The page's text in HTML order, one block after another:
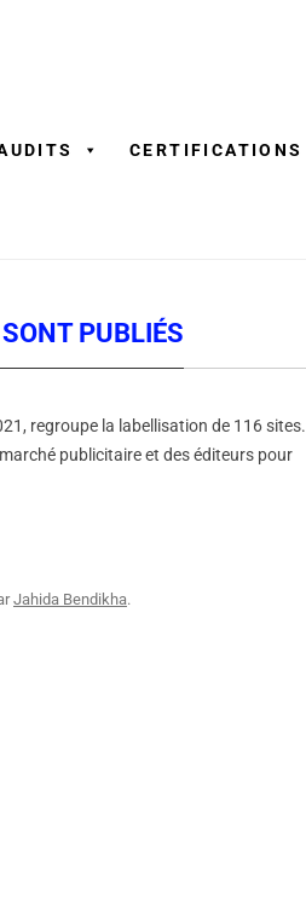
CERTIFICATIONS
PUBLIÉS
regroupe la labellisation de 116 sites.
publicitaire et des éditeurs pour
Jahida Bendikha.